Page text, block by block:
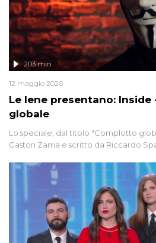
Le Iene presentano:
globale
203 min
12 maggio 2026
Lo speciale, dal titolo "Complotto
Gaston Zama e scritto da Riccardo
racconta l'universo delle narrazioni
globali e del complottismo che negli
social network, talk show, piazze